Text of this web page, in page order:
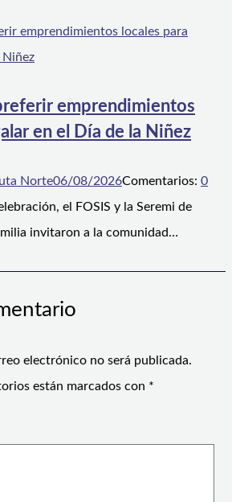
emprendimientos
en el Día de la Niñez
Norte06/08/2026Comentarios: 0
el FOSIS y la Seremi de
invitaron a la comunidad…
electrónico no será publicada.
están marcados con *